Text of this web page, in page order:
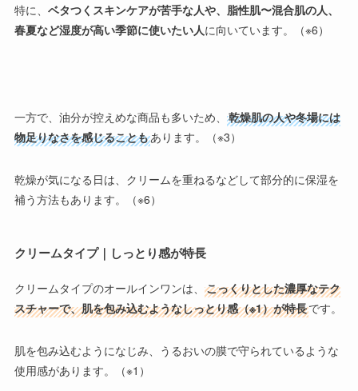
特に、 ベタつくスキンケアが苦手な人や、脂性肌〜混合肌の人、
春夏など湿度が高い季節に使いたい人に向いています。（※6）
一方で、油分が控えめな商品も多いため、 乾燥肌の人や冬場には
物足りなさを感じることもあります。（※3）
乾燥が気になる日は、 クリームを重ねるなどして部分的に保湿を
補う方法もあります。（※6）
クリームタイプ｜しっとり感が特長
クリームタイプのオールインワンは、 こっくりとした濃厚なテク
スチャーで、肌を包み込むようなしっとり感（※1）が特長です。
肌を包み込むようになじみ、うるおいの膜で守られているような
使用感があります。（※1）